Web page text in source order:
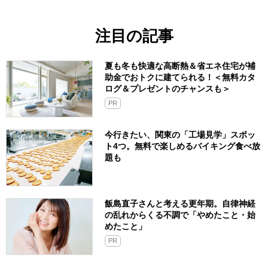
注目の記事
夏も冬も快適な高断熱＆省エネ住宅が補
助金でおトクに建てられる！＜無料カタ
ログ＆プレゼントのチャンスも＞
PR
今行きたい、関東の「工場見学」スポッ
ト4つ。無料で楽しめるバイキング食べ放
題も
飯島直子さんと考える更年期。自律神経
の乱れからくる不調で「やめたこと・始
めたこと」
PR